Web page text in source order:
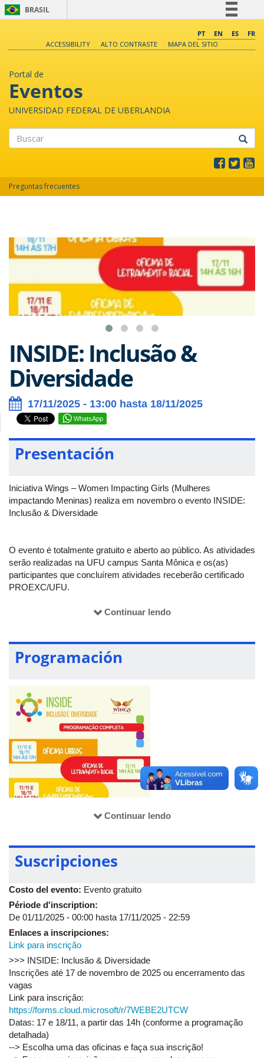
BRASIL
Comunica BR
PT EN ES
FR
ACCESSIBILITY
ALTO CONTRASTE MAPA DEL SITIO
Portal de
Eventos
UNIVERSIDAD FEDERAL DE UBERLANDIA
Preguntas frecuentes
INSIDE: Inclusão &
Diversidade
17/11/2025 - 13:00 hasta 18/11/2025
WhatsApp
Presentación
Iniciativa Wings – Women Impacting Girls (Mulheres
impactando Meninas) realiza em novembro o evento INSIDE:
Inclusão & Diversidade
O evento é totalmente gratuito e aberto ao público. As atividades
serão realizadas na UFU campus Santa Mônica e os(as)
participantes que concluírem atividades receberão certificado
PROEXC/UFU.
- Oficina de Empreendedorismo: 17/11 e 18/11, das 14h às 17h
- Oficina básica de Libras: 17/11 e 18/11, das 14h às 17h
Mesas-redondas:
- Mulheres e Empreendedorismo: desenvolvendo novas rotas
de voo, 17/11/2025 às 19h no auditório 5O-C (UFU Santa
Mônica)
- Inclusão: ampliando os horizontes para novos voos:
18/11/2025 às 19h no auditório 5O-C (UFU Santa Mônica).
Vagas limitadas!
O INSIDE conta com o apoio do CNPq, do Ministério da
UFU, da Faculdade de Gestão e Negócios (FAGEN/UFU) e do
GeL – Gestão em Libras.
>>> INSIDE: Inclusão & Diversidade
Inscrições até 17 de novembro de 2025 ou encerramento das
vagas
Link para inscrição:
https://forms.cloud.microsoft/r/7WEBE2UTCW
Datas: 17 e 18/11, a partir das 14h (conforme a programação
detalhada)
--> Escolha uma das oficinas e faça sua inscrição!
--> Faça a sua inscrição em uma ou nas duas mesas-
redondas!
--> Para mais informações sobre a Wings e o INSIDE, acesse
Continuar lendo
Programación
Continuar lendo
Suscripciones
Costo del evento: Evento gratuito
Période d'inscription:
De 01/11/2025 - 00:00 hasta 17/11/2025 - 22:59
Enlaces a inscripciones:
Link para inscrição
>>> INSIDE: Inclusão & Diversidade
Inscrições até 17 de novembro de 2025 ou encerramento das
vagas
Link para inscrição:
https://forms.cloud.microsoft/r/7WEBE2UTCW
Datas: 17 e 18/11, a partir das 14h (conforme a programação
detalhada)
--> Escolha uma das oficinas e faça sua inscrição!